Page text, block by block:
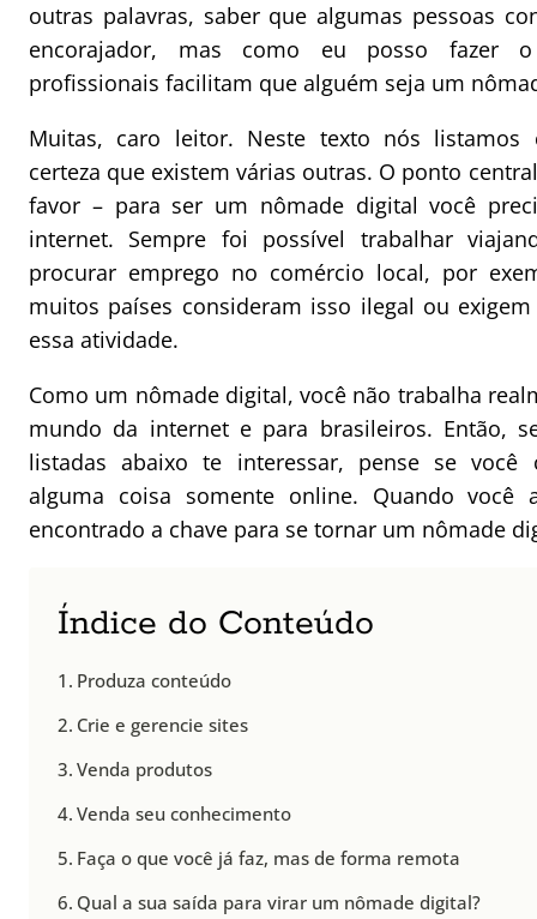
outras palavras, saber que algumas pessoas
encorajador, mas como eu posso fazer
profissionais facilitam que alguém seja um
Muitas, caro leitor. Neste texto nós listamos
certeza que existem várias outras. O ponto
favor – para ser um nômade digital você
internet. Sempre foi possível trabalhar
procurar emprego no comércio local, por
muitos países consideram isso ilegal ou
essa atividade.
Como um nômade digital, você não trabalha
mundo da internet e para brasileiros. Então,
listadas abaixo te interessar, pense se você
alguma coisa somente online. Quando você
encontrado a chave para se tornar um nômade
Índice do Conteúdo
Produza conteúdo
Crie e gerencie sites
Venda produtos
Venda seu conhecimento
Faça o que você já faz, mas de forma remota
Qual a sua saída para virar um nômade digital?